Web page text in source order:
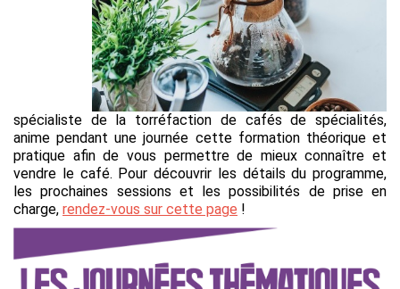
spécialiste de la torréfaction de cafés de spécialités,
anime pendant une journée cette formation théorique et
pratique afin de vous permettre de mieux connaître et
vendre le café. Pour découvrir les détails du programme,
les prochaines sessions et les possibilités de prise en
charge, rendez-vous sur cette page !